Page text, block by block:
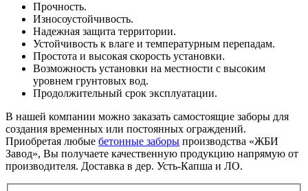
Прочность.
Износоустойчивость.
Надежная защита территории.
Устойчивость к влаге и температурным перепадам.
Простота и высокая скорость установки.
Возможность установки на местности с высоким
уровнем грунтовых вод.
Продолжительный срок эксплуатации.
В нашей компании можно заказать самостоящие заборы для
создания временных или постоянных ограждений.
Приобретая любые бетонные заборы производства «ЖБИ
Завод», Вы получаете качественную продукцию напрямую от
производителя. Доставка в дер. Усть-Капша и ЛО.